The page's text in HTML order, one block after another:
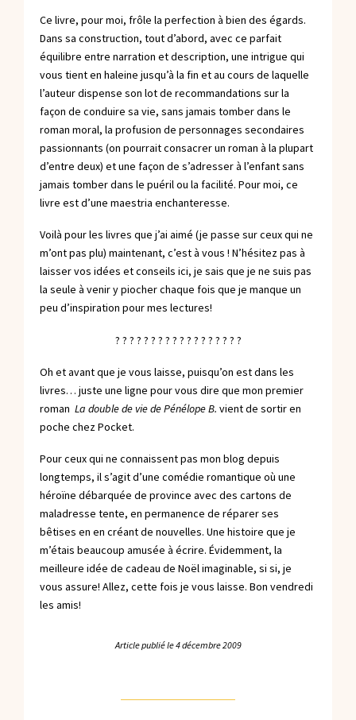
Ce livre, pour moi, frôle la perfection à bien des égards.
Dans sa construction, tout d’abord, avec ce parfait
équilibre entre narration et description, une intrigue qui
vous tient en haleine jusqu’à la fin et au cours de laquelle
l’auteur dispense son lot de recommandations sur la
façon de conduire sa vie, sans jamais tomber dans le
roman moral, la profusion de personnages secondaires
passionnants (on pourrait consacrer un roman à la plupart
d’entre deux) et une façon de s’adresser à l’enfant sans
jamais tomber dans le puéril ou la facilité. Pour moi, ce
livre est d’une maestria enchanteresse.
Voilà pour les livres que j’ai aimé (je passe sur ceux qui ne
m’ont pas plu) maintenant, c’est à vous ! N’hésitez pas à
laisser vos idées et conseils ici, je sais que je ne suis pas
la seule à venir y piocher chaque fois que je manque un
peu d’inspiration pour mes lectures!
? ? ? ? ? ? ? ? ? ? ? ? ? ? ? ? ? ?
Oh et avant que je vous laisse, puisqu’on est dans les
livres… juste une ligne pour vous dire que mon premier
roman La double de vie de Pénélope B. vient de sortir en
poche chez Pocket.
Pour ceux qui ne connaissent pas mon blog depuis
longtemps, il s’agit d’une comédie romantique où une
héroïne débarquée de province avec des cartons de
maladresse tente, en permanence de réparer ses
bêtises en en créant de nouvelles. Une histoire que je
m’étais beaucoup amusée à écrire. Évidemment, la
meilleure idée de cadeau de Noël imaginable, si si, je
vous assure! Allez, cette fois je vous laisse. Bon vendredi
les amis!
Article publié le4 décembre 2009